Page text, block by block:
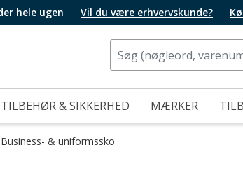
hele ugen Vil du være erhvervskunde?
TILBEHØR & SIKKERHED MÆRKER
Business- & uniformssko